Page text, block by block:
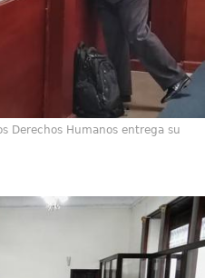
Derechos Humanos entrega su